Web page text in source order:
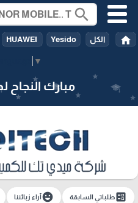
▼
search
home الكل HUAWEI Yesido
مبارك النجاح
ballotطلباتي السابقة emoji_emotionsآراء زبائننا